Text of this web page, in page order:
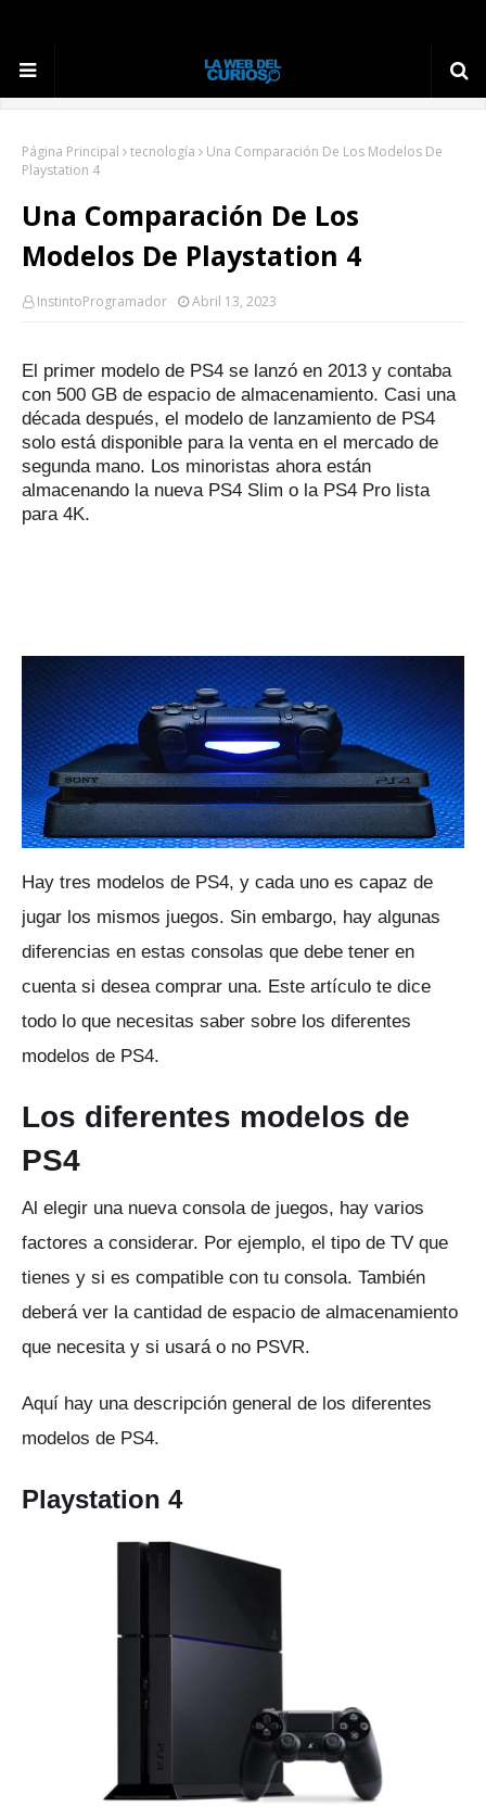
Página Principal tecnología
Una Comparación De Los Modelos De
Playstation 4
Una Comparación De Los
Modelos De Playstation 4
InstintoProgramador Abril 13, 2023
El primer modelo de PS4 se lanzó en 2013 y contaba
con 500 GB de espacio de almacenamiento. Casi una
década después, el modelo de lanzamiento de PS4
solo está disponible para la venta en el mercado de
segunda mano. Los minoristas ahora están
almacenando la nueva PS4 Slim o la PS4 Pro lista
para 4K.
Hay tres modelos de PS4, y cada uno es capaz de
jugar los mismos juegos. Sin embargo, hay algunas
diferencias en estas consolas que debe tener en
cuenta si desea comprar una. Este artículo te dice
todo lo que necesitas saber sobre los diferentes
modelos de PS4.
Los diferentes modelos de
PS4
Al elegir una nueva consola de juegos, hay varios
factores a considerar. Por ejemplo, el tipo de TV que
tienes y si es compatible con tu consola. También
deberá ver la cantidad de espacio de almacenamiento
que necesita y si usará o no PSVR.
Aquí hay una descripción general de los diferentes
modelos de PS4.
Playstation 4